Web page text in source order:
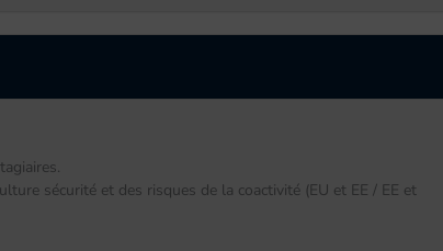
sécurité et des risques de la coactivité (EU et EE / EE et